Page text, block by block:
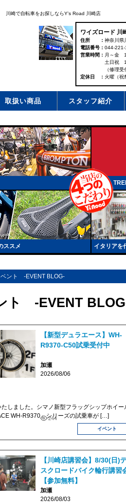
川崎で自転車をお探しならY's Road 川崎店
ワイズロード
住所
神奈川県
電話番号
044-221-
営業時間
月～金
土日祝
（修理
定休日
火曜（祝
取扱い商品 スタッフ紹介
ススメ イタリアを
ベント -EVENT BLOG-
ト -EVENT
【新型デュラエース】WH-
R9370-C50試乗受付中
加瀬
2026/08/06
244
イベント
たしました。シマノ新型フラッグシップホイー
WH-R9370」シリーズの試乗車が […]
【川崎店講習会】8/30(日)
スクロードバイク輪行講習
【参加無料】
加瀬
2026/08/03